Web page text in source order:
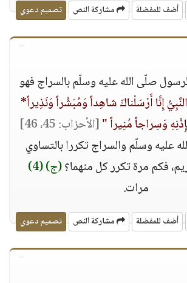
أضف للمفضلة مشاركة النص تصميم دعوي
صلّى الله عليه وسلّم بالسراج فهو
إِنَّا أَرْسَلْناكَ شاهِداً وَمُبَشِّراً وَنَذِيراً*
وَسِراجاً مُنِيراً "[الأحزاب: 45، 46]
عليه وسلّم والسراج تكررا بالتساوي
فكم مرة تكرر كل منهما؟(ج)(4)
مرات.
أضف للمفضلة مشاركة النص تصميم دعوي